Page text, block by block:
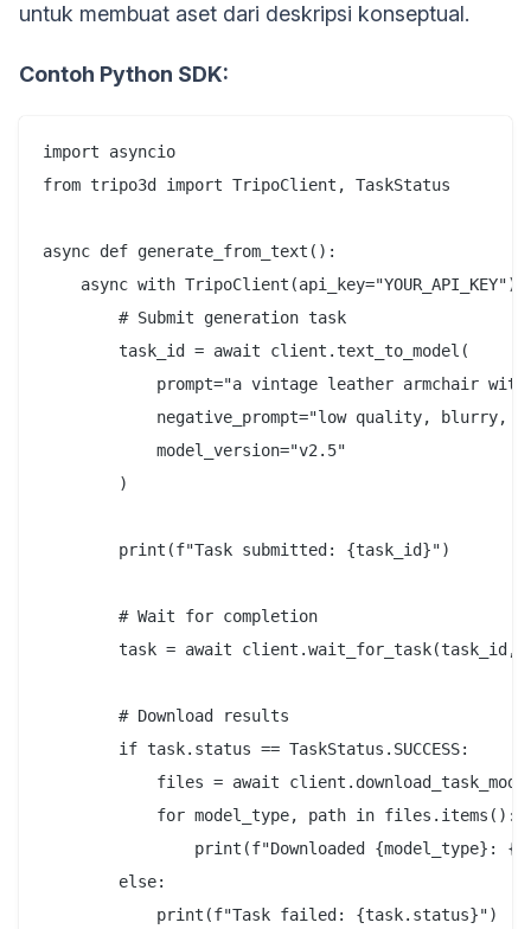
untuk membuat aset dari deskripsi konseptual.
Contoh Python SDK:
import asyncio
from tripo3d import TripoClient, TaskStatus
async def generate_from_text():
async with TripoClient(api_key="YOUR_API_KEY")
        # Submit generation task
        task_id = await client.text_to_model(
prompt="a vintage leather armchair
negative_prompt="low quality, blurry,
            model_version="v2.5"
        )
        print(f"Task submitted: {task_id}")
        # Wait for completion
task = await client.wait_for_task(task_id,
        # Download results
        if task.status == TaskStatus.SUCCESS:
files = await
            for model_type, path in files.items():
print(f"Downloaded {model_type}:
        else:
            print(f"Task failed: {task.status}")